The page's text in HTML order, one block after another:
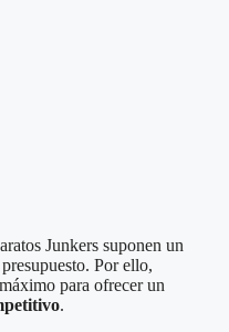
Junkers suponen un
Por ello,
para ofrecer un
.